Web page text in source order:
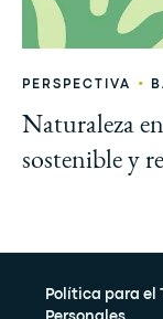
PERSPECTIVA •
Naturaleza
sostenible y
Política para el